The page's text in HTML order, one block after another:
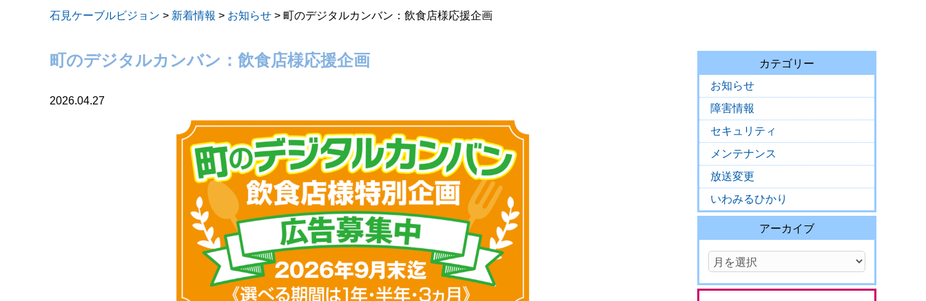
石見ケーブルビジョン > 新着情報 > お知らせ > 町のデジタルカンバン：飲食店様応援企画
町のデジタルカンバン：飲食店様応援企画
2026.04.27
カテゴリー
お知らせ
障害情報
セキュリティ
メンテナンス
放送変更
いわみるひかり
アーカイブ